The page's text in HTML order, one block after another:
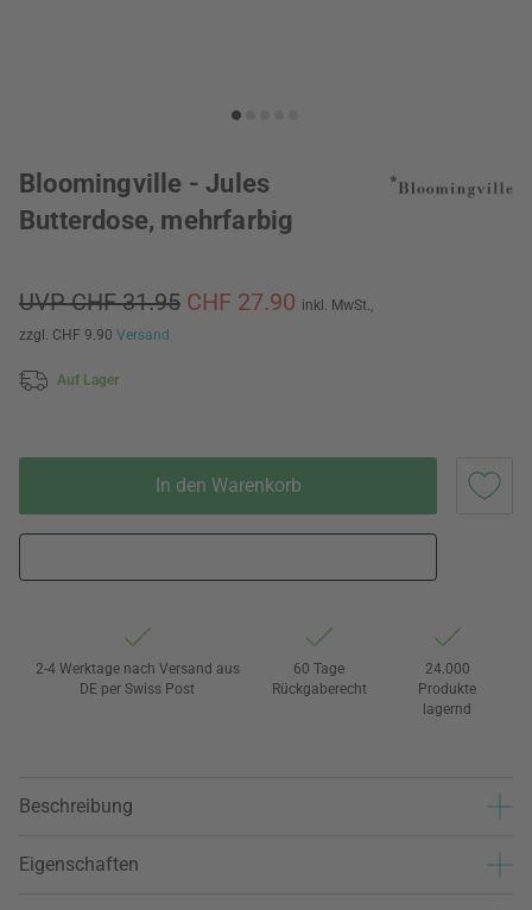
Bloomingville - Jules
Butterdose, mehrfarbig
UVP CHF 31.95 CHF 27.90 inkl. MwSt.,
zzgl. CHF 9.90 Versand
Auf Lager
In den Warenkorb
2-4 Werktage nach Versand aus
DE per Swiss Post
60 Tage
Rückgaberecht
24.000
Produkte
lagernd
Beschreibung
Eigenschaften